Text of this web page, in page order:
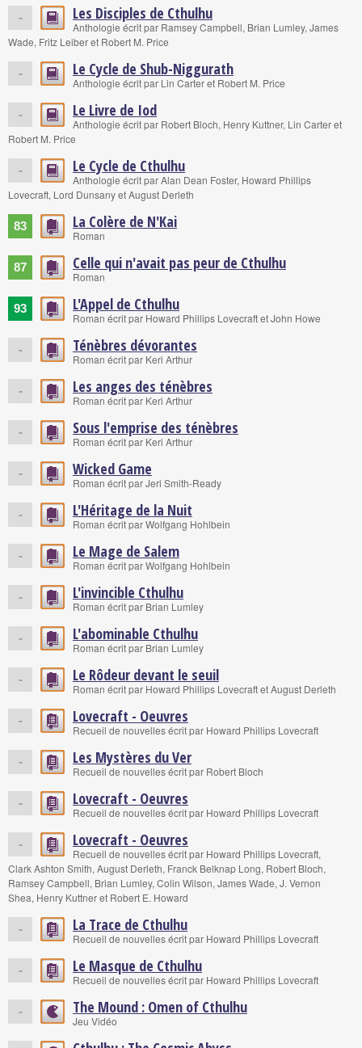
- Les Disciples de Cthulhu
Anthologie écrit par Ramsey Campbell, Brian Lumley, James
Wade, Fritz Leiber et Robert M. Price
- Le Cycle de Shub-Niggurath
Anthologie écrit par Lin Carter et Robert M. Price
- Le Livre de Iod
Anthologie écrit par Robert Bloch, Henry Kuttner, Lin Carter et
Robert M. Price
- Le Cycle de Cthulhu
Anthologie écrit par Alan Dean Foster, Howard Phillips
Lovecraft, Lord Dunsany et August Derleth
83 La Colère de N'Kai
Roman
87 Celle qui n'avait pas peur de Cthulhu
Roman
93 L'Appel de Cthulhu
Roman écrit par Howard Phillips Lovecraft et John Howe
- Ténèbres dévorantes
Roman écrit par Keri Arthur
- Les anges des ténèbres
Roman écrit par Keri Arthur
- Sous l'emprise des ténèbres
Roman écrit par Keri Arthur
- Wicked Game
Roman écrit par Jeri Smith-Ready
- L'Héritage de la Nuit
Roman écrit par Wolfgang Hohlbein
- Le Mage de Salem
Roman écrit par Wolfgang Hohlbein
- L'invincible Cthulhu
Roman écrit par Brian Lumley
- L'abominable Cthulhu
Roman écrit par Brian Lumley
- Le Rôdeur devant le seuil
Roman écrit par Howard Phillips Lovecraft et August Derleth
- Lovecraft - Oeuvres
Recueil de nouvelles écrit par Howard Phillips Lovecraft
- Les Mystères du Ver
Recueil de nouvelles écrit par Robert Bloch
- Lovecraft - Oeuvres
Recueil de nouvelles écrit par Howard Phillips Lovecraft
- Lovecraft - Oeuvres
Recueil de nouvelles écrit par Howard Phillips Lovecraft,
Clark Ashton Smith, August Derleth, Franck Belknap Long, Robert Bloch,
Ramsey Campbell, Brian Lumley, Colin Wilson, James Wade, J. Vernon
Shea, Henry Kuttner et Robert E. Howard
- La Trace de Cthulhu
Recueil de nouvelles écrit par Howard Phillips Lovecraft
- Le Masque de Cthulhu
Recueil de nouvelles écrit par Howard Phillips Lovecraft
- The Mound : Omen of Cthulhu
Jeu Vidéo